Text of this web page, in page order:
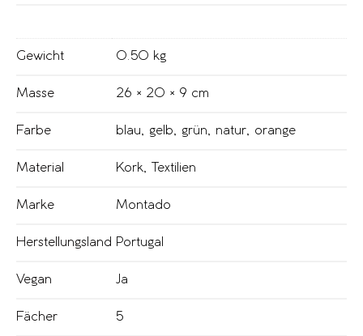
Gewicht 0.50 kg
Masse 26 × 20 × 9 cm
Farbe blau, gelb, grün, natur, orange
Material Kork, Textilien
Marke Montado
Herstellungsland Portugal
Vegan Ja
Fächer 5